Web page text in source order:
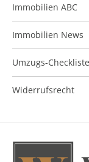
Immobilien ABC
Immobilien News
Umzugs-Checkliste
Widerrufsrecht